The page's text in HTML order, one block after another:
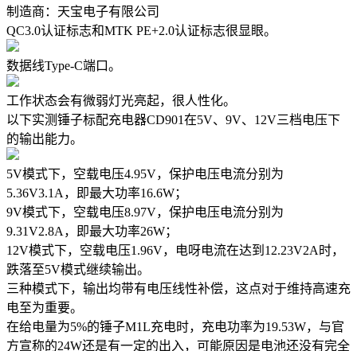
制造商：天宝电子有限公司
QC3.0认证标志和MTK PE+2.0认证标志很显眼。
数据线Type-C端口。
工作状态会有微弱灯光亮起，很人性化。
以下实测锤子标配充电器CD901在5V、9V、12V三档电压下
的输出能力。
5V模式下，空载电压4.95V，保护电压电流分别为
5.36V3.1A，即最大功率16.6W；
9V模式下，空载电压8.97V，保护电压电流分别为
9.31V2.8A，即最大功率26W；
12V模式下，空载电压1.96V，电呀电流在达到12.23V2A时，
跌落至5V模式继续输出。
三种模式下，输出均带有电压线性补偿，这点对于维持高速充
电至为重要。
在给电量为5%的锤子M1L充电时，充电功率为19.53W，与官
方宣称的24W还是有一定的出入，可能原因是电池还没有完全